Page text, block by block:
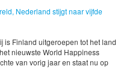
Nederland stijgt naar vijfde
is Finland uitgeroepen tot het land
nieuwste World Happiness
van vorig jaar en staat nu op